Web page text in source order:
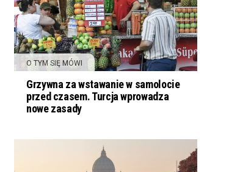
O TYM SIĘ MÓWI
Grzywna za wstawanie w samolocie
przed czasem. Turcja wprowadza
nowe zasady